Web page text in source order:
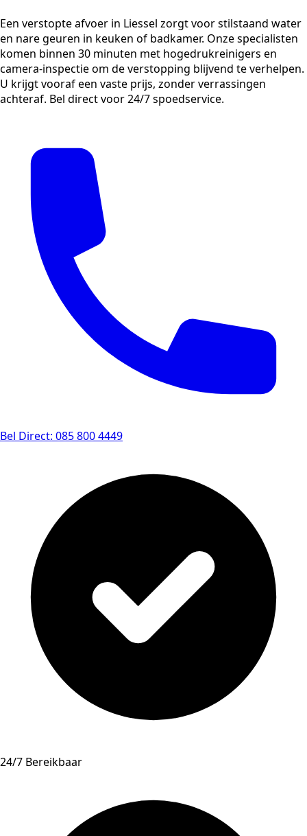
Een verstopte afvoer in Liessel zorgt voor stilstaand water
en nare geuren in keuken of badkamer. Onze specialisten
komen binnen 30 minuten met hogedrukreinigers en
camera-inspectie om de verstopping blijvend te verhelpen.
U krijgt vooraf een vaste prijs, zonder verrassingen
achteraf. Bel direct voor 24/7 spoedservice.
Bel Direct: 085 800 4449
24/7 Bereikbaar